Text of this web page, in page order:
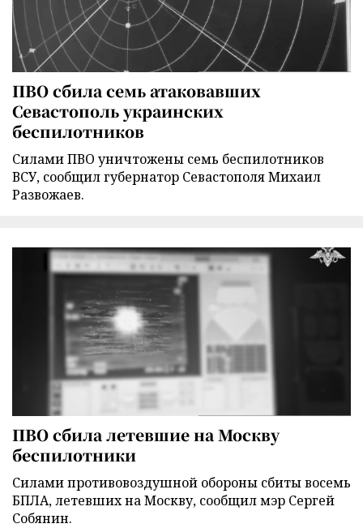
ПВО сбила семь атаковавших
Севастополь украинских
беспилотников
Силами ПВО уничтожены семь беспилотников
ВСУ, сообщил губернатор Севастополя Михаил
Развожаев.
ПВО сбила летевшие на Москву
беспилотники
Силами противовоздушной обороны сбиты восемь
БПЛА, летевших на Москву, сообщил мэр Сергей
Собянин.